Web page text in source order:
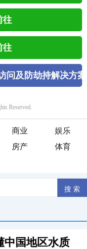
商业
娱乐
房产
体育
中国地区水质